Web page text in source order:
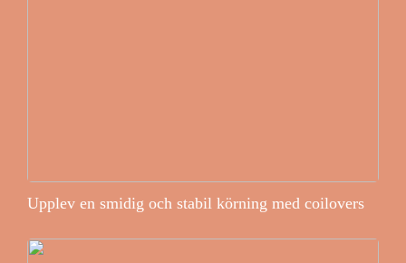
Upplev en smidig och stabil körning med coilovers